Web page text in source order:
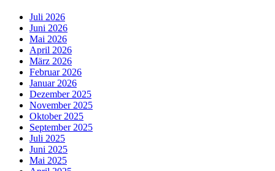
Juli 2026
Juni 2026
Mai 2026
April 2026
März 2026
Februar 2026
Januar 2026
Dezember 2025
November 2025
Oktober 2025
September 2025
Juli 2025
Juni 2025
Mai 2025